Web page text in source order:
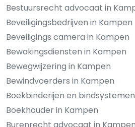
Bestuursrecht advocaat in
Beveiligingsbedrijven in Kampen
Beveiligings camera in Kampen
Bewakingsdiensten in Kampen
Bewegwijzering in Kampen
Bewindvoerders in Kampen
Boekbinderijen en
Boekhouder in Kampen